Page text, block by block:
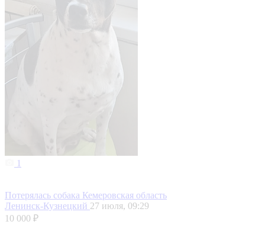
1
Потерялась собака Кемеровская область
Ленинск-Кузнецкий 27 июля, 09:29
10 000 ₽